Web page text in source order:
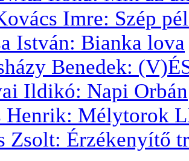
Imre: Szép
István: Bianka lova
Benedek:
Ildikó: Napi Orbán
Henrik: Mélytorok
Zsolt: Érzékenyítő